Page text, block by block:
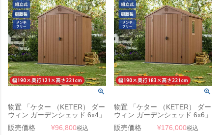
物置 「ケター （KETER） ダー
ウィン ガーデンシェッド 6x4」
幅190×奥行121×高さ221cm ブ
ラウン（木目調）
販売価格 ¥96,800税込
物置 「ケター （KETER） ダー
ウィン ガーデンシェッド 6x6」
幅190×奥行183×高さ221cm ブ
ラウン（木目調）
販売価格 ¥176,000税込